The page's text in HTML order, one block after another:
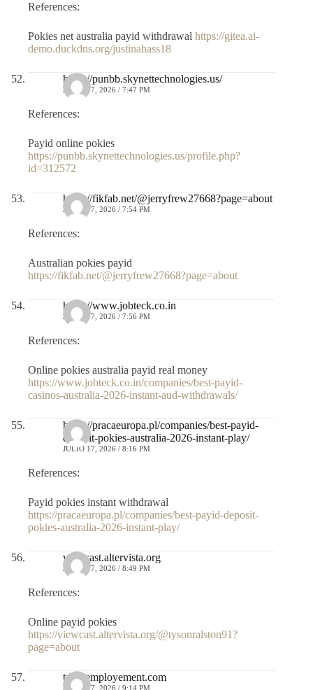
References:
Pokies net australia payid withdrawal https://gitea.ai-
demo.duckdns.org/justinahass18
https://punbb.skynettechnologies.us/
JULIO 17, 2026 / 7:47 PM
References:
Payid online pokies
https://punbb.skynettechnologies.us/profile.php?
id=312572
https://fikfab.net/@jerryfrew27668?page=about
JULIO 17, 2026 / 7:54 PM
References:
Australian pokies payid
https://fikfab.net/@jerryfrew27668?page=about
https://www.jobteck.co.in
JULIO 17, 2026 / 7:56 PM
References:
Online pokies australia payid real money
https://www.jobteck.co.in/companies/best-payid-
casinos-australia-2026-instant-aud-withdrawals/
https://pracaeuropa.pl/companies/best-payid-
deposit-pokies-australia-2026-instant-play/
JULIO 17, 2026 / 8:16 PM
References:
Payid pokies instant withdrawal
https://pracaeuropa.pl/companies/best-payid-deposit-
pokies-australia-2026-instant-play/
viewcast.altervista.org
JULIO 17, 2026 / 8:49 PM
References:
Online payid pokies
https://viewcast.altervista.org/@tysonralston91?
page=about
trust-employement.com
JULIO 17, 2026 / 9:14 PM